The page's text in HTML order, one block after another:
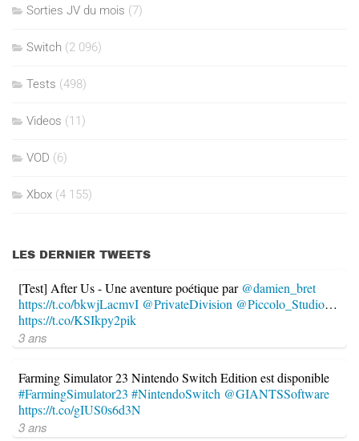
Sorties JV du mois (7)
Switch (2 096)
Tests (498)
Videos (11)
VOD (6)
Xbox (4 155)
LES DERNIER TWEETS
[Test] After Us - Une aventure poétique par @damien_bret
https://t.co/bkwjLacmvI @PrivateDivision @Piccolo_Studio…
https://t.co/KSIkpy2pik
3 ans
Farming Simulator 23 Nintendo Switch Edition est disponible
#FarmingSimulator23 #NintendoSwitch @GIANTSSoftware
https://t.co/gIUS0s6d3N
3 ans